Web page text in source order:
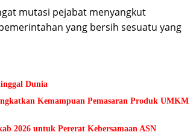
mutasi pejabat menyangkut
yang bersih sesuatu yang
Dunia
Kemampuan Pemasaran Produk UMKM
2026 untuk Pererat Kebersamaan ASN